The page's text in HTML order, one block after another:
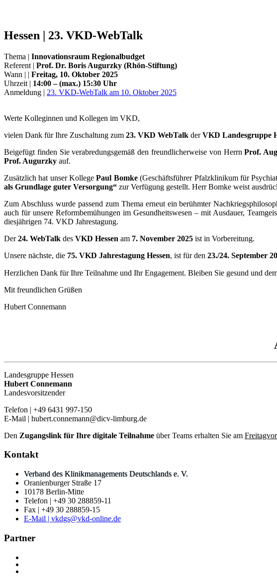
Hessen | 23. VKD-WebTalk
Thema | Innovationsraum Regionalbudget
Referent | Prof. Dr. Boris Augurzky (Rhön-Stiftung)
Wann | | Freitag, 10. Oktober 2025
Uhrzeit | 14:00 – (max.) 15:30 Uhr
Anmeldung | 23. VKD-WebTalk am 10. Oktober 2025
Werte Kolleginnen und Kollegen im VKD,
vielen Dank für Ihre Zuschaltung zum 23. VKD WebTalk derVKD Landesgruppe
Beigefügt finden Sie verabredungsgemäß den freundlicherweise von HerrnProf.
Prof. Augurzky auf.
Zusätzlich hat unser KollegePaul Bomke(Geschäftsführer Pfalzklinikum für
als Grundlage guter Versorgung“ zur Verfügung gestellt. Herr Bomke weist
Zum Abschluss wurde passend zum Thema erneut ein berühmter
auch für unsere Reformbemühungen im Gesundheitswesen – mit Ausdauer,
diesjährigen 74. VKD Jahrestagung.
Der24. WebTalk des VKD Hessen am 7. November 2025 ist in Vorbereitung.
Unsere nächste, die 75. VKD Jahrestagung Hessen, ist für den 23./24. September
Herzlichen Dank für Ihre Teilnahme und Ihr Engagement. Bleiben Sie gesund und
Mit freundlichen Grüßen
Hubert Connemann
Landesgruppe Hessen
Hubert Connemann
Landesvorsitzender
Telefon | +49 6431 997-150
E-Mail | hubert.connemann@dicv-limburg.de
Den Zugangslink für Ihre digitale Teilnahme über Teams erhalten Sie am
Kontakt
Verband des Klinikmanagements Deutschlands e. V.
Oranienburger Straße 17
10178 Berlin-Mitte
Telefon | +49 30 288859-11
Fax | +49 30 288859-15
E-Mail | vkdgs@vkd-online.de
Partner